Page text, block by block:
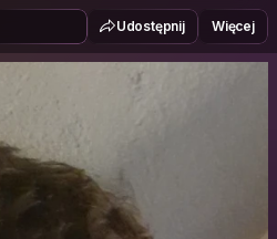
Udostępnij Więcej